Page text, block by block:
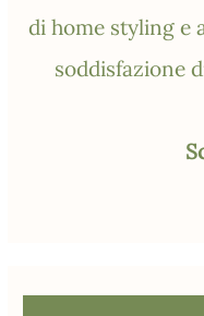
di home styling e
soddisfazione